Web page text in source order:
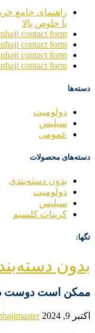
راهنمای جامع
با خلوص بالا
contact form
contact form
contact form
contact form
دسته‌ها
دولومیت
سیلیس
عمومی
دسته‌های محصولات
بدون دسته‌بندی
دولومیت
سیلیس
کربنات کلسیم
تگها:
بدون
ممکن است دوست
اکتبر 9, 2024